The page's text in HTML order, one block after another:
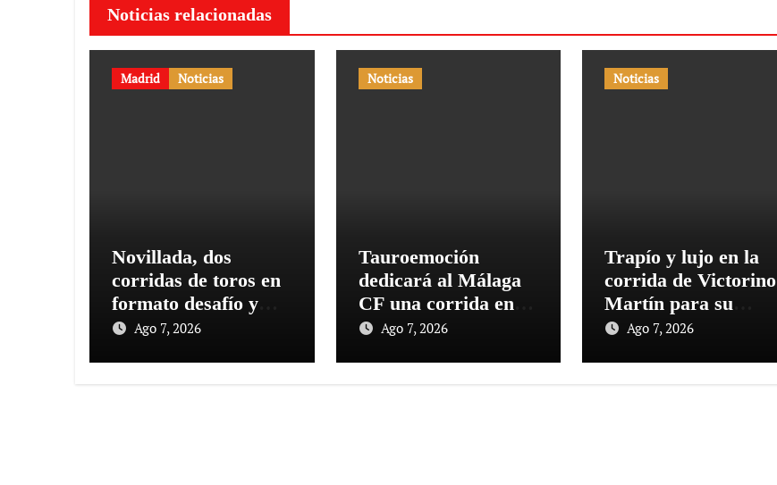
Noticias relacionadas
Madrid Noticias
Novillada, dos
corridas de toros en
formato desafío y
una corrida
Ago 7, 2026
Noticias
Tauroemoción
dedicará al Málaga
CF una corrida en la
feria del 150º
Ago 7, 2026
Noticias
Trapío y lujo en la
corrida de Victorino
Martín para su
regreso a Huesca
Ago 7, 2026